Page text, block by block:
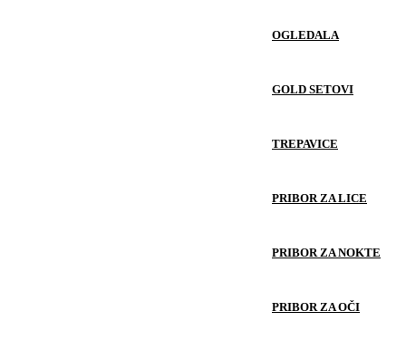
OGLEDALA
GOLD SETOVI
TREPAVICE
PRIBOR ZA LICE
PRIBOR ZA NOKTE
PRIBOR ZA OČI